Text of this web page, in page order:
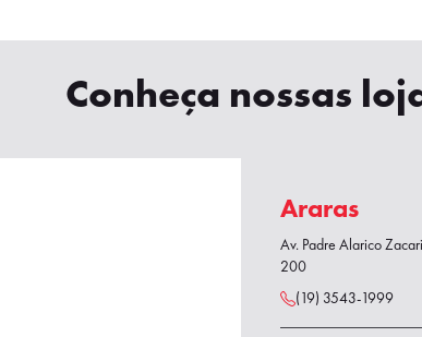
Conheça nossas
Araras
Av. Padre Alarico
200
(19) 3543-1999